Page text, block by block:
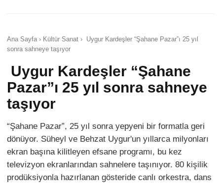
Ana Sayfa › Kültür Sanat › Uygur Kardeşler “Şahane Pazar”ı 25 yıl
sonra sahneye taşıyor
Uygur Kardeşler “Şahane
Pazar”ı 25 yıl sonra sahneye
taşıyor
“Şahane Pazar”, 25 yıl sonra yepyeni bir formatla geri
dönüyor. Süheyl ve Behzat Uygur'un yıllarca milyonları
ekran başına kilitleyen efsane programı, bu kez
televizyon ekranlarından sahnelere taşınıyor. 80 kişilik
prodüksiyonla hazırlanan gösteride canlı orkestra, dans